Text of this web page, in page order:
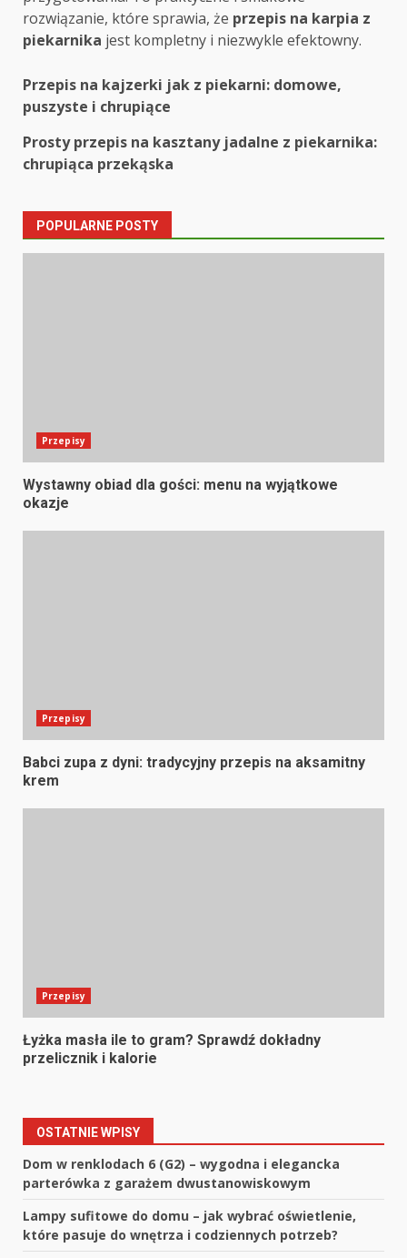
rozwiązanie, które sprawia, że przepis na karpia z
piekarnika jest kompletny i niezwykle efektowny.
Post
navigation
Przepis na kajzerki jak z piekarni: domowe,
puszyste i chrupiące
Prosty przepis na kasztany jadalne z piekarnika:
chrupiąca przekąska
POPULARNE POSTY
Przepisy
Wystawny obiad dla gości: menu na wyjątkowe
okazje
Przepisy
Babci zupa z dyni: tradycyjny przepis na aksamitny
krem
Przepisy
Łyżka masła ile to gram? Sprawdź dokładny
przelicznik i kalorie
OSTATNIE WPISY
Dom w renklodach 6 (G2) – wygodna i elegancka
parterówka z garażem dwustanowiskowym
Lampy sufitowe do domu – jak wybrać oświetlenie,
które pasuje do wnętrza i codziennych potrzeb?